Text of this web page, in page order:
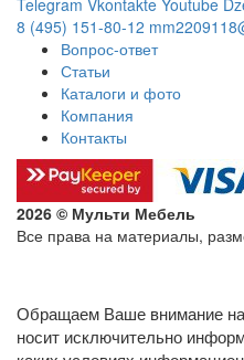
Telegram Vkontakte Youtube
8 (495) 151-80-12
Вопрос-ответ
Статьи
Каталоги и фото
Компания
Контакты
2026 © Мульти Мебель
Все права на материалы,
Обращаем Ваше внимание на
носит исключительно